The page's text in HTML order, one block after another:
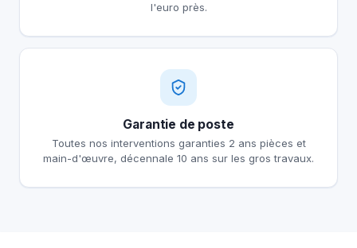
l'euro près.
Garantie de poste
Toutes nos interventions garanties 2 ans pièces et
main-d'œuvre, décennale 10 ans sur les gros travaux.